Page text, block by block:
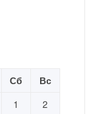
Сб Вс
1
2